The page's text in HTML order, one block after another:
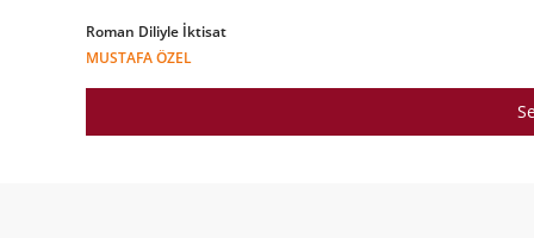
Roman Diliyle İktisat
MUSTAFA ÖZEL